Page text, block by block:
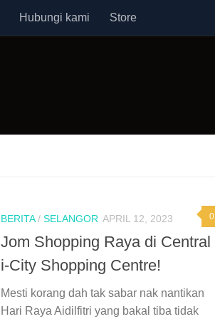
Hubungi kami Store
0
BERITA/ SELANGOR APRIL 12, 2023
Jom Shopping Raya di Central
i-City Shopping Centre!
Mesti korang dah tak sabar nak nantikan
Hari Raya Aidilfitri yang bakal tiba tidak